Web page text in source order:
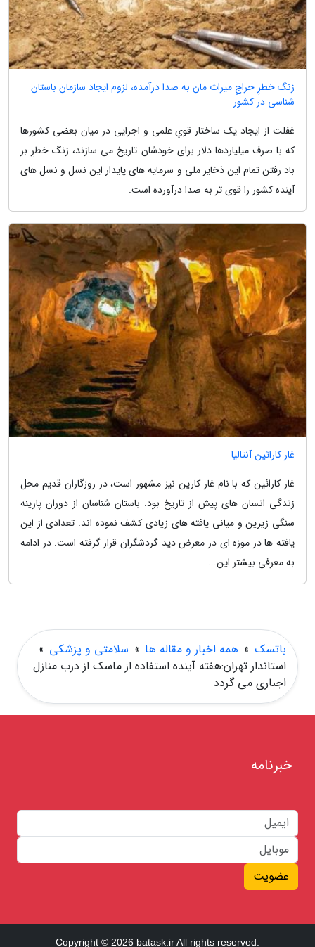
زنگ خطرِ حراجِ میراث مان به صدا درآمده، لزوم ایجاد سازمان باستان
شناسی در کشور
غفلت از ایجاد یک ساختار قویِ علمی و اجرایی در میان بعضی کشورها
که با صرف میلیاردها دلار برای خودشان تاریخ می سازند، زنگ خطرِ بر
باد رفتن تمام این ذخایر ملی و سرمایه های پایدار این نسل و نسل های
آینده کشور را قوی تر به صدا درآورده است.
غار کارائین آنتالیا
غار کارائین که با نام غار کارین نیز مشهور است، در روزگاران قدیم محل
زندگی انسان های پیش از تاریخ بود. باستان شناسان از دوران پارینه
سنگی زیرین و میانی یافته های زیادی کشف نموده اند. تعدادی از این
یافته ها در موزه ای در معرض دید گردشگران قرار گرفته است. در ادامه
به معرفی بیشتر این...
باتسک » همه اخبار و مقاله ها » سلامتی و پزشکی »
استاندار تهران:هفته آینده استفاده از ماسک از درب منازل
اجباری می گردد
خبرنامه
عضویت
Copyright © 2026 batask.ir All rights reserved.